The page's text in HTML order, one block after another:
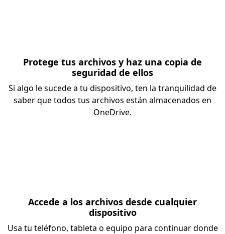
Protege tus archivos y haz una copia de
seguridad de ellos
Si algo le sucede a tu dispositivo, ten la tranquilidad de
saber que todos tus archivos están almacenados en
OneDrive.
Accede a los archivos desde cualquier
dispositivo
Usa tu teléfono, tableta o equipo para continuar donde